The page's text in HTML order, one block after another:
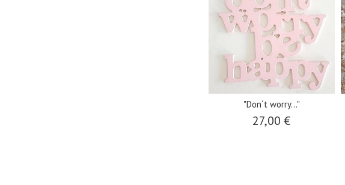
"Don´t worry..."
27,00 €